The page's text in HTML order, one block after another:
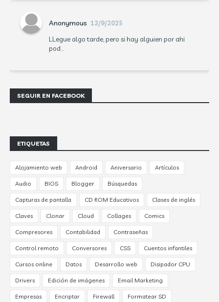
Anonymous 12/9/2025
LLegue algo tarde, pero si hay alguien por ahi
pod...
SEGUIR EN FACEBOOK
ETIQUETAS
Alojamiento web Android Aniversario Artículos
Audio BIOS Blogger Búsquedas
Capturas de pantalla CD ROM Educativos Clases de inglés
Claves Clonar Cloud Collages Comics
Compresores Contabilidad Contraseñas
Control remoto Conversores CSS Cuentos infantiles
Cursos online Datos Desarrollo web Disipador CPU
Drivers Edición de imágenes Email Marketing
Empresas Encriptar Firewall Formatear SD